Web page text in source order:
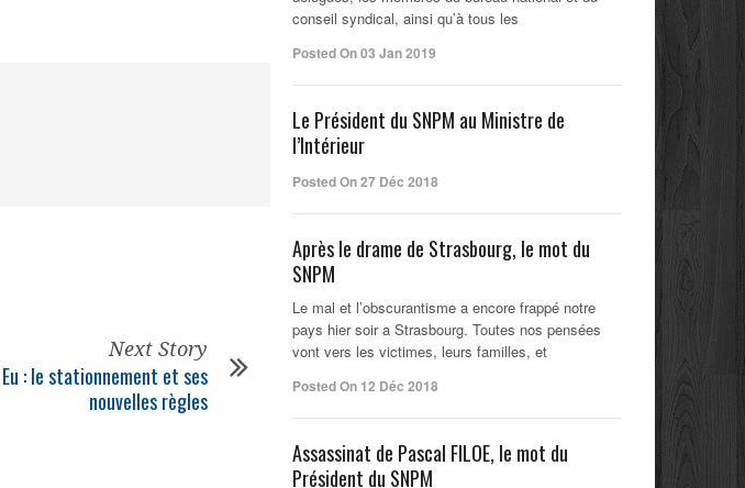
Next Story
Eu : le stationnement et ses
nouvelles règles
conseil syndical, ainsi qu’à tous les
Posted On 03 Jan 2019
Le Président du SNPM au Ministre de
l’Intérieur
Posted On 27 Déc 2018
Après le drame de Strasbourg, le mot du
SNPM
Le mal et l’obscurantisme a encore frappé notre
pays hier soir a Strasbourg. Toutes nos pensées
vont vers les victimes, leurs familles, et
Posted On 12 Déc 2018
Assassinat de Pascal FILOE, le mot du
Président du SNPM